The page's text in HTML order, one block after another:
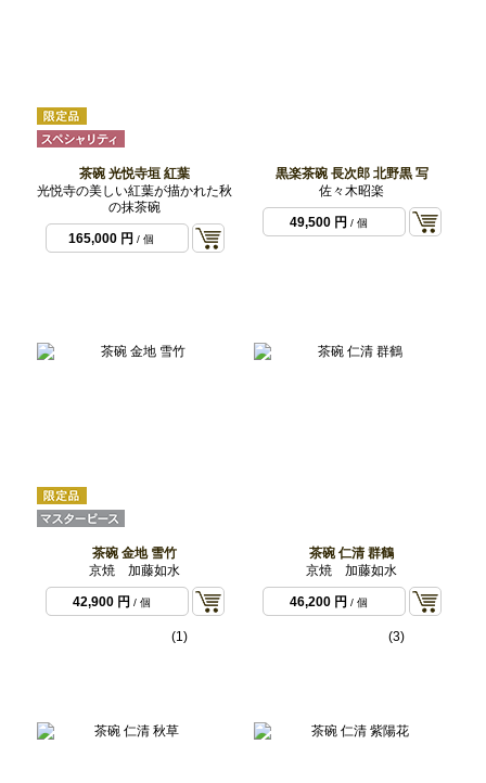
茶碗 光悦寺垣 紅葉
光悦寺の美しい紅葉が描かれた秋
の抹茶碗
165,000 円 / 個
黒楽茶碗 長次郎 北野黒 写
佐々木昭楽
49,500 円 / 個
茶碗 金地 雪竹
京焼 加藤如水
42,900 円 / 個
(1)
茶碗 仁清 群鶴
京焼 加藤如水
46,200 円 / 個
(3)